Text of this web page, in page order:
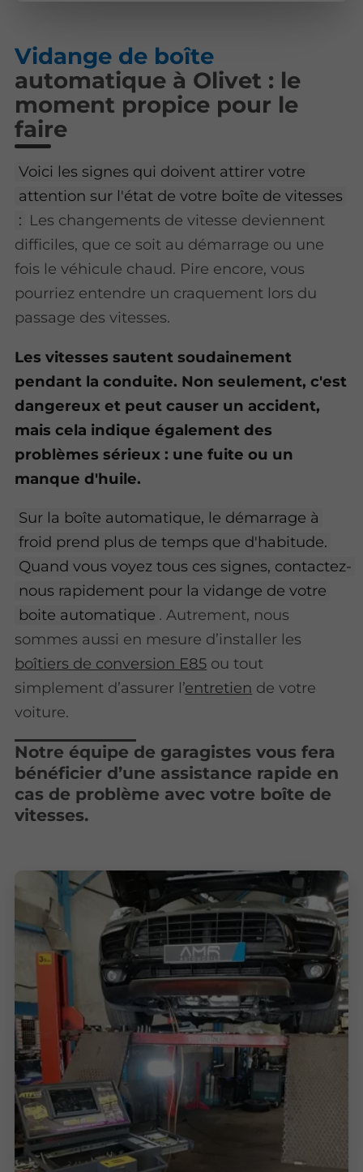
Vidange de boîte
automatique à Olivet : le
moment propice pour le
faire
Voici les signes qui doivent attirer votre
attention sur l'état de votre boîte de vitesses
: Les changements de vitesse deviennent
difficiles, que ce soit au démarrage ou une
fois le véhicule chaud. Pire encore, vous
pourriez entendre un craquement lors du
passage des vitesses.
Les vitesses sautent soudainement
pendant la conduite. Non seulement, c'est
dangereux et peut causer un accident,
mais cela indique également des
problèmes sérieux : une fuite ou un
manque d'huile.
Sur la boîte automatique, le démarrage à
froid prend plus de temps que d'habitude.
Quand vous voyez tous ces signes, contactez-
nous rapidement pour la vidange de votre
boite automatique . Autrement, nous
sommes aussi en mesure d’installer les
boîtiers de conversion E85 ou tout
simplement d’assurer l’entretien de votre
voiture.
Notre équipe de garagistes vous fera
bénéficier d’une assistance rapide en
cas de problème avec votre boîte de
vitesses.